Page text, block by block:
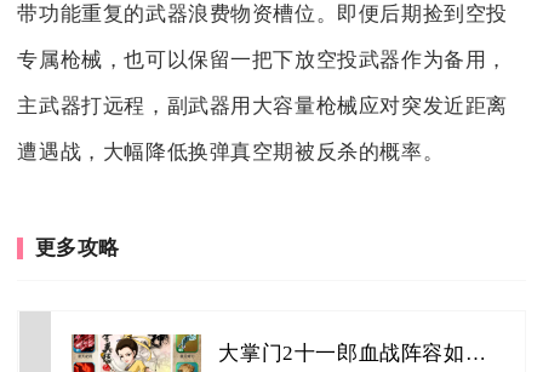
带功能重复的武器浪费物资槽位。即便后期捡到空投
专属枪械，也可以保留一把下放空投武器作为备用，
主武器打远程，副武器用大容量枪械应对突发近距离
遭遇战，大幅降低换弹真空期被反杀的概率。
更多攻略
大掌门2十一郎血战阵容如何搭配